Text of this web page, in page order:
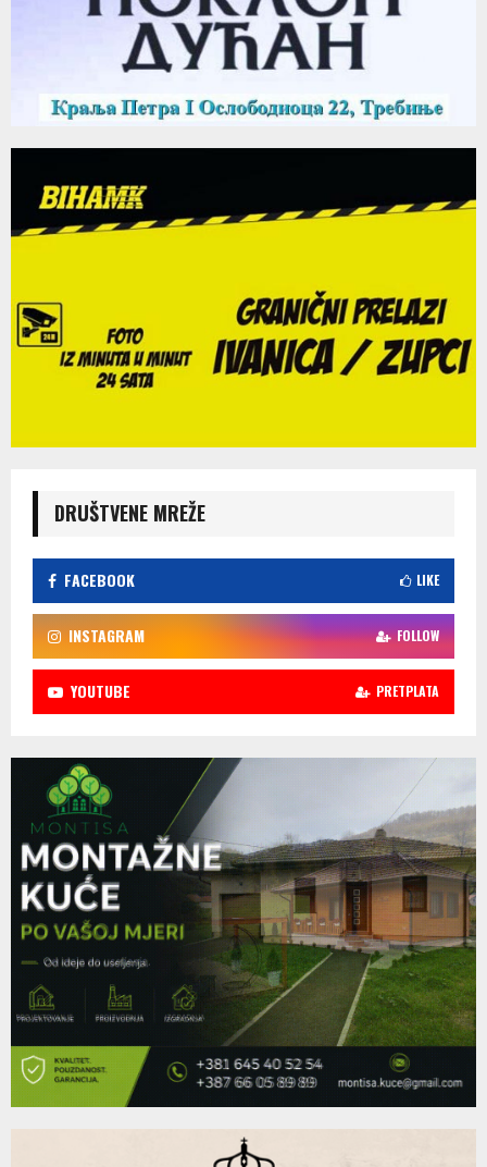
DRUŠTVENE MREŽE
FACEBOOK LIKE
INSTAGRAM FOLLOW
YOUTUBE PRETPLATA